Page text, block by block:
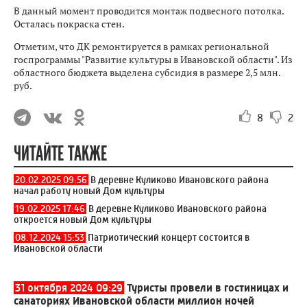
В данный момент проводится монтаж подвесного потолка.
Осталась покраска стен.
Отметим, что ДК ремонтируется в рамках региональной
госпрограммы "Развитие культуры в Ивановской области". Из
областного бюджета выделена субсидия в размере 2,5 млн.
руб.
8 2
ЧИТАЙТЕ ТАКЖЕ
20.02.2025 09:56 В деревне Куликово Ивановского района
начал работу новый Дом культуры
19.02.2025 17:46 В деревне Куликово Ивановского района
откроется новый Дом культуры
08.12.2024 15:53 Патриотический концерт состоится в
Ивановской области
31 октября 2024 09:29 Туристы провели в гостиницах и
санаториях Ивановской области миллион ночей